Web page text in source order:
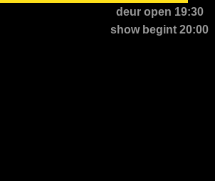
deur open 19:30
show begint 20:00